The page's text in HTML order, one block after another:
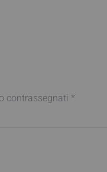
contrassegnati *